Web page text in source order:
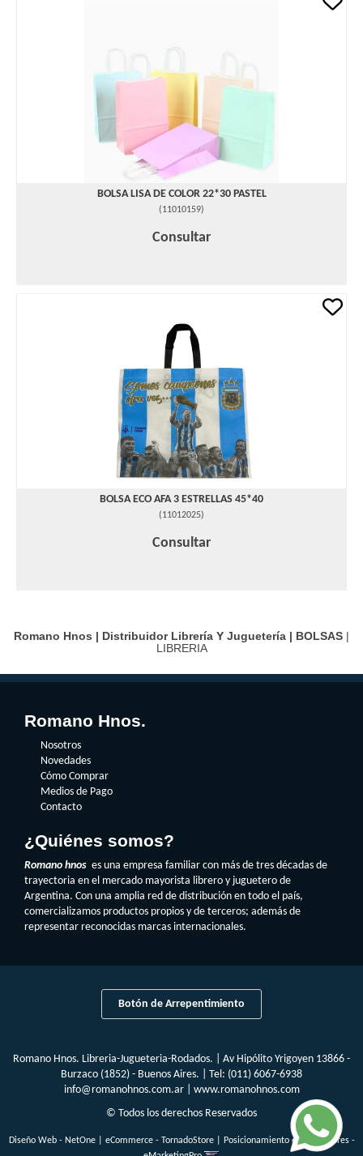
BOLSA LISA DE COLOR 22*30 PASTEL
(11010159)
Consultar
BOLSA ECO AFA 3 ESTRELLAS 45*40
(11012025)
Consultar
Romano Hnos | Distribuidor Librería Y Juguetería | BOLSAS |
LIBRERIA
Romano Hnos.
Nosotros
Novedades
Cómo Comprar
Medios de Pago
Contacto
¿Quiénes somos?
Romano hnos es una empresa familiar con más de tres décadas de
trayectoria en el mercado mayorista librero y juguetero de
Argentina. Con una amplia red de distribución en todo el país,
comercializamos productos propios y de terceros; además de
representar reconocidas marcas internacionales.
Botón de Arrepentimiento
Romano Hnos. Libreria-Jugueteria-Rodados. | Av Hipólito Yrigoyen 13866 -
Burzaco (1852) - Buenos Aires. | Tel: (011) 6067-6938
info@romanohnos.com.ar| www.romanohnos.com
© Todos los derechos Reservados
Diseño Web - NetOne| eCommerce - TornadoStore|
Posicionamiento en Buscadores -